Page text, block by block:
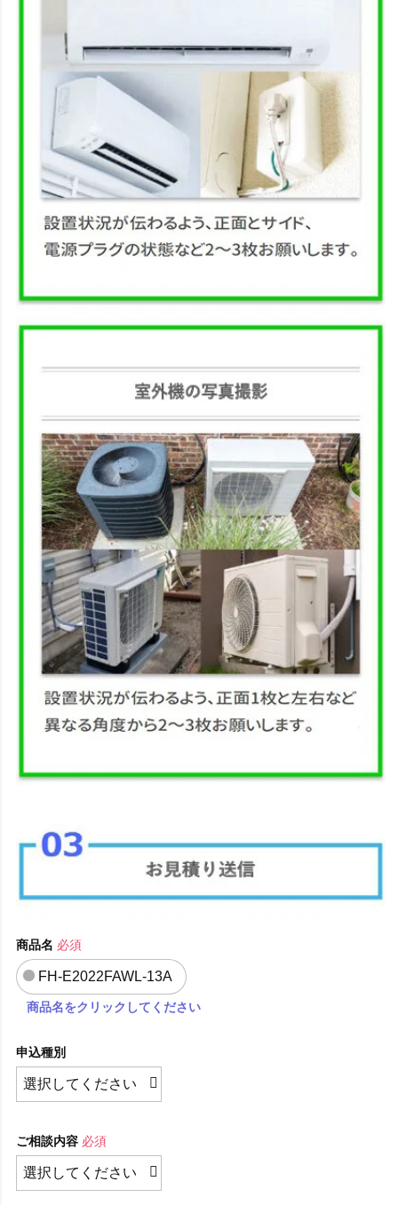
商品名 必須
FH-E2022FAWL-13A
商品名をクリックしてください
申込種別
ご相談内容 必須